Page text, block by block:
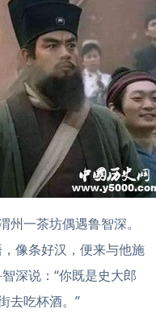
一茶坊偶遇鲁智深。
像条好汉，便来与他施
深说：“你既是史大郎
去吃杯酒。”